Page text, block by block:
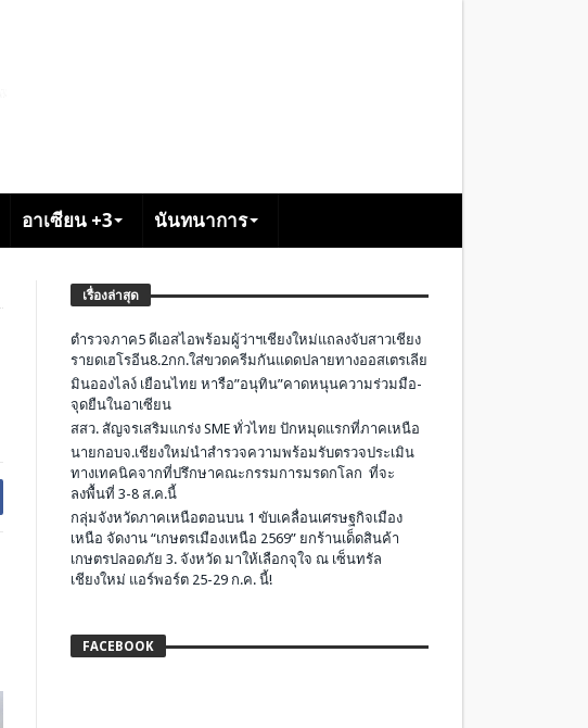
อาเซียน +3 นันทนาการ
เรื่องล่าสุด
ตำรวจภาค5 ดีเอสไอพร้อมผู้ว่าฯเชียงใหม่แถลงจับสาวเชียง
รายดเฮโรอีน8.2กก.ใส่ขวดครีมกันแดดปลายทางออสเตรเลีย
มินอองไลง์ เยือนไทย หารือ”อนุทิน”คาดหนุนความร่วมมือ-
จุดยืนในอาเซียน
สสว. สัญจรเสริมแกร่ง SME ทั่วไทย ปักหมุดแรกที่ภาคเหนือ
นายกอบจ.เชียงใหม่นำสำรวจความพร้อมรับตรวจประเมิน
ทางเทคนิคจากที่ปรึกษาคณะกรรมการมรดกโลก ที่จะ
ลงพื้นที่ 3-8 ส.ค.นี้
กลุ่มจังหวัดภาคเหนือตอนบน 1 ขับเคลื่อนเศรษฐกิจเมือง
เหนือ จัดงาน “เกษตรเมืองเหนือ 2569” ยกร้านเด็ดสินค้า
เกษตรปลอดภัย 3. จังหวัด มาให้เลือกจุใจ ณ เซ็นทรัล
เชียงใหม่ แอร์พอร์ต 25-29 ก.ค. นี้!
FACEBOOK